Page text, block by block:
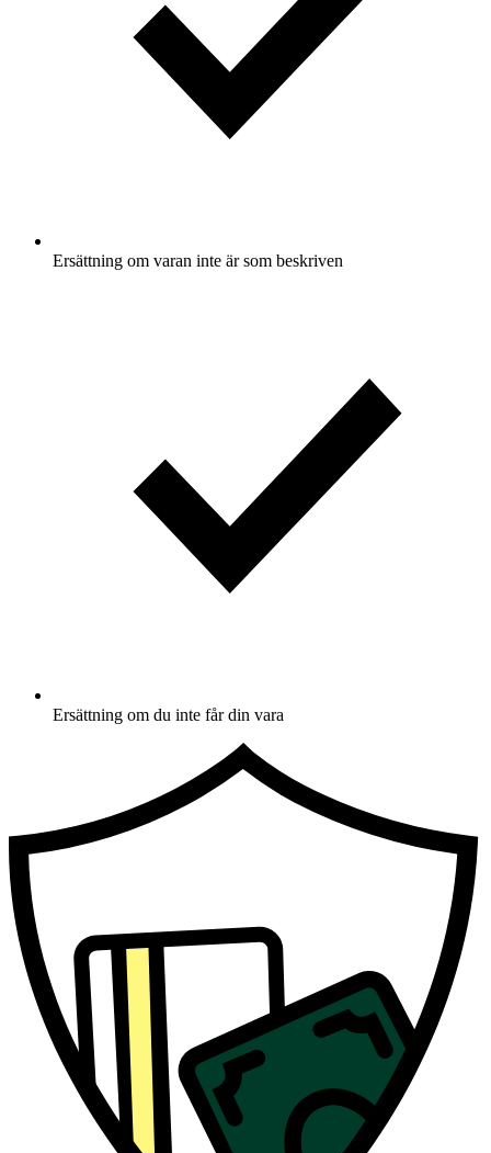
Ersättning om varan inte är som beskriven
Ersättning om du inte får din vara